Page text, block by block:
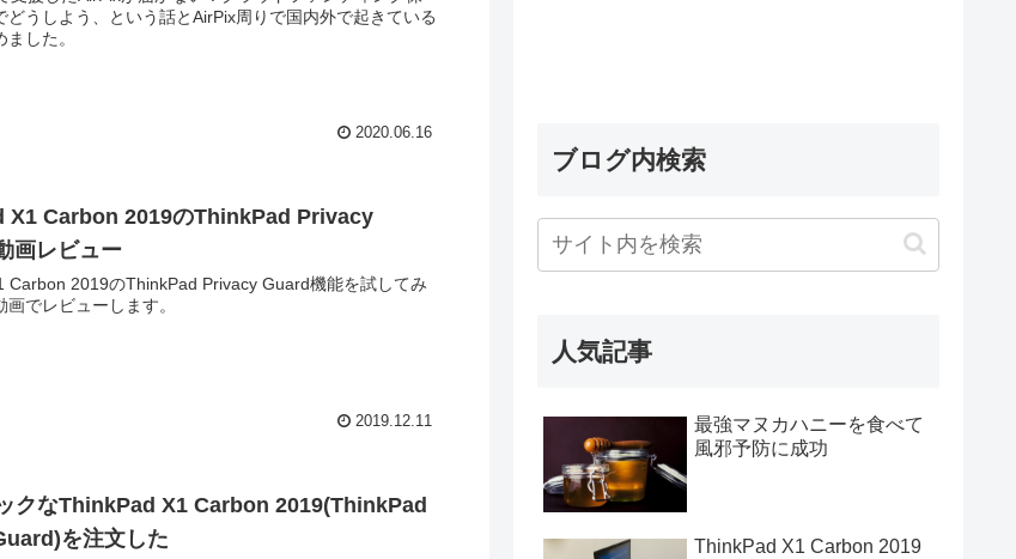
どうしよう、という話とAirPix周りで国内外で起きている
した。
2020.06.16
X1 Carbon 2019のThinkPad Privacy
画レビュー
Carbon 2019のThinkPad Privacy Guard機能を試してみ
画でレビューします。
2019.12.11
クなThinkPad X1 Carbon 2019(ThinkPad
を注文した
ブログ内検索
人気記事
最強マヌカハニーを食べて
風邪予防に成功
ThinkPad X1 Carbon 2019